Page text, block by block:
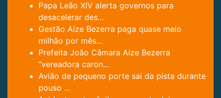
Papa Leão XIV alerta governos para
desacelerar des...
Gestão Aize Bezerra paga quase meio
milhão por mês...
Prefeita João Câmara Aize Bezerra
“vereadora caron...
Avião de pequeno porte sai da pista durante
pouso ...